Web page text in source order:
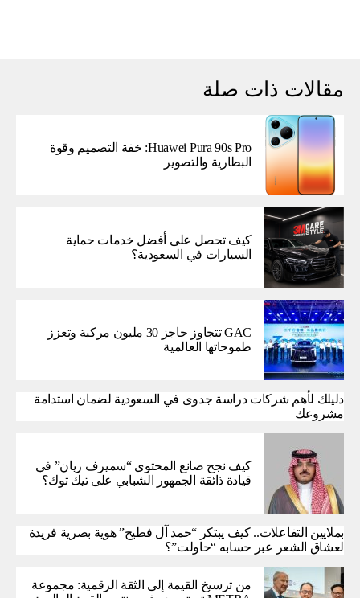
مقالات ذات صلة
Huawei Pura 90s Pro: خفة التصميم وقوة
البطارية والتصوير
كيف تحصل على أفضل خدمات حماية
السيارات في السعودية؟
GAC تتجاوز حاجز 30 مليون مركبة وتعزز
طموحاتها العالمية
دليلك لأهم شركات دراسة جدوى في السعودية لضمان استدامة
مشروعك
كيف نجح صانع المحتوى “سميرف ريان” في
قيادة ذائقة الجمهور الشبابي على تيك توك؟
بملايين التفاعلات.. كيف يبتكر “حمد آل فطيح” هوية بصرية فريدة
لعشاق الشعر عبر حسابه “حاولت”؟
من ترسيخ القيمة إلى الثقة الرقمية: مجموعة